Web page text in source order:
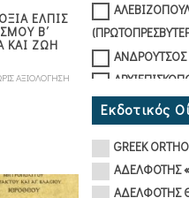
ΕΛΠΙΣ
Β΄
ΚΑΙ ΖΩΗ
ΑΞΙΟΛΟΓΗΣΗ
ΑΝΔΡΟΥΤΣΟΣ
ΑΛΒΑΝΙΑΣ
(ΑΡΧΙΜΑΝΔΡΙΤΗΣ)
Εκδοτικός
GREEK
ΑΔΕΛΦΟΤΗΣ
ΑΔΕΛΦΟΤΗΣ